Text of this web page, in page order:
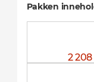
Pakken
2